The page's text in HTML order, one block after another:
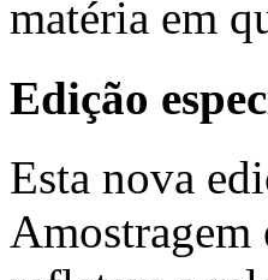
matéria em
Edição
Esta nova
Amostragem